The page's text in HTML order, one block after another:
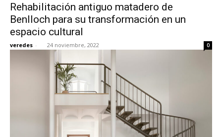
Rehabilitación antiguo matadero de
Benlloch para su transformación en un
espacio cultural
veredes - 24 noviembre, 2022 0